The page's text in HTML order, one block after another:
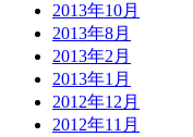
2013年10月
2013年8月
2013年2月
2013年1月
2012年12月
2012年11月